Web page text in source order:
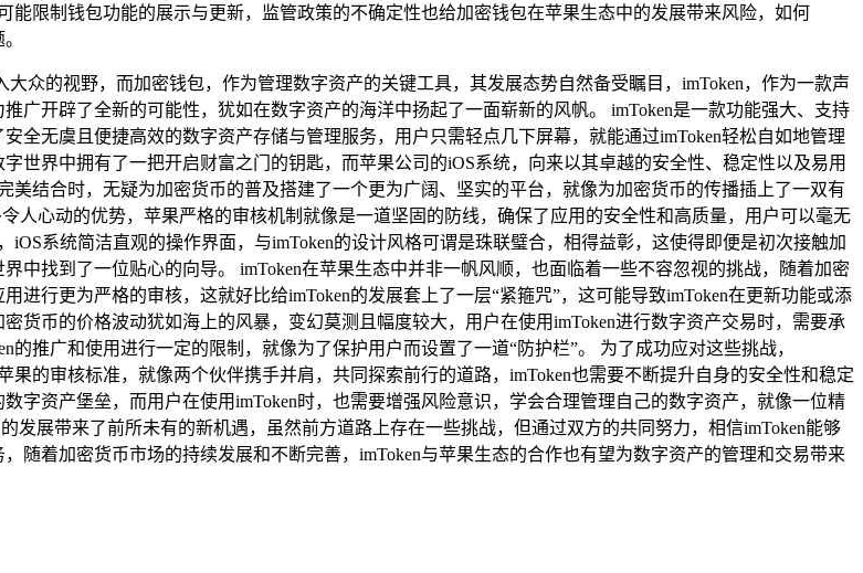
限制钱包功能的展示与更新，监管政策的不确定性也给加密钱包在苹果生态中的发展带来风险，如何
众的视野，而加密钱包，作为管理数字资产的关键工具，其发展态势自然备受瞩目，imToken，作为一款声
广开辟了全新的可能性，犹如在数字资产的海洋中扬起了一面崭新的风帆。 imToken是一款功能强大、支持
全无虞且便捷高效的数字资产存储与管理服务，用户只需轻点几下屏幕，就能通过imToken轻松自如地管理
世界中拥有了一把开启财富之门的钥匙，而苹果公司的iOS系统，向来以其卓越的安全性、稳定性以及易用
结合时，无疑为加密货币的普及搭建了一个更为广阔、坚实的平台，就像为加密货币的传播插上了一双有
人心动的优势，苹果严格的审核机制就像是一道坚固的防线，确保了应用的安全性和高质量，用户可以毫无
系统简洁直观的操作界面，与imToken的设计风格可谓是珠联璧合，相得益彰，这使得即便是初次接触加
中找到了一位贴心的向导。 imToken在苹果生态中并非一帆风顺，也面临着一些不容忽视的挑战，随着加密
行更为严格的审核，这就好比给imToken的发展套上了一层“紧箍咒”，这可能导致imToken在更新功能或添
货币的价格波动犹如海上的风暴，变幻莫测且幅度较大，用户在使用imToken进行数字资产交易时，需要承
推广和使用进行一定的限制，就像为了保护用户而设置了一道“防护栏”。 为了成功应对这些挑战，
的审核标准，就像两个伙伴携手并肩，共同探索前行的道路，imToken也需要不断提升自身的安全性和稳定
字资产堡垒，而用户在使用imToken时，也需要增强风险意识，学会合理管理自己的数字资产，就像一位精
发展带来了前所未有的新机遇，虽然前方道路上存在一些挑战，但通过双方的共同努力，相信imToken能够
随着加密货币市场的持续发展和不断完善，imToken与苹果生态的合作也有望为数字资产的管理和交易带来